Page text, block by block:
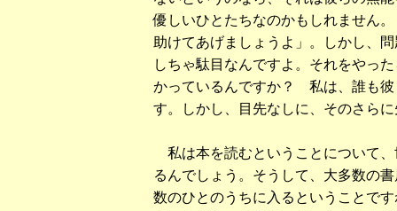
優しいひとたちなのかもしれません
助けてあげましょうよ」。しかし、
しちゃ駄目なんですよ。それをやっ
かっているんですか？ 私は、誰も彼
す。しかし、目先なしに、そのさら
私は本を読むということについて
るんでしょう。そうして、大多数の
数のひとのうちに入るということで